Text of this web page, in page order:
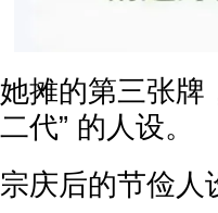
她摊的第三张牌
二代” 的人设。
宗庆后的节俭人